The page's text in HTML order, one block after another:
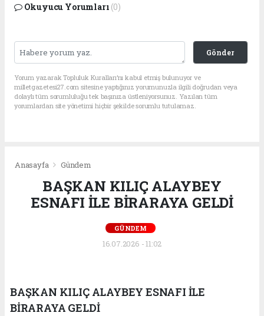
Okuyucu Yorumları (0)
Gönder
Yorum yazarak Topluluk Kuralları’nı kabul etmiş bulunuyor ve
milletgazetesi27.com sitesine yaptığınız yorumunuzla ilgili doğrudan veya
dolaylı tüm sorumluluğu tek başınıza üstleniyorsunuz. Yazılan tüm
yorumlardan site yönetimi hiçbir şekilde sorumlu tutulamaz.
Anasayfa Gündem
BAŞKAN KILIÇ ALAYBEY
ESNAFI İLE BİRARAYA GELDİ
GÜNDEM
16.07.2026 - 11:02
BAŞKAN KILIÇ ALAYBEY ESNAFI İLE
BİRARAYA GELDİ